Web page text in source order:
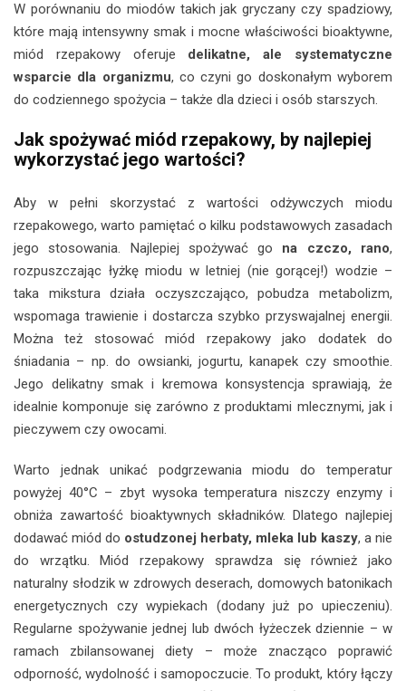
W porównaniu do miodów takich jak gryczany czy spadziowy,
które mają intensywny smak i mocne właściwości bioaktywne,
miód rzepakowy oferuje delikatne, ale systematyczne
wsparcie dla organizmu, co czyni go doskonałym wyborem
do codziennego spożycia – także dla dzieci i osób starszych.
Jak spożywać miód rzepakowy, by najlepiej
wykorzystać jego wartości?
Aby w pełni skorzystać z wartości odżywczych miodu
rzepakowego, warto pamiętać o kilku podstawowych zasadach
jego stosowania. Najlepiej spożywać go na czczo, rano,
rozpuszczając łyżkę miodu w letniej (nie gorącej!) wodzie –
taka mikstura działa oczyszczająco, pobudza metabolizm,
wspomaga trawienie i dostarcza szybko przyswajalnej energii.
Można też stosować miód rzepakowy jako dodatek do
śniadania – np. do owsianki, jogurtu, kanapek czy smoothie.
Jego delikatny smak i kremowa konsystencja sprawiają, że
idealnie komponuje się zarówno z produktami mlecznymi, jak i
pieczywem czy owocami.
Warto jednak unikać podgrzewania miodu do temperatur
powyżej 40°C – zbyt wysoka temperatura niszczy enzymy i
obniża zawartość bioaktywnych składników. Dlatego najlepiej
dodawać miód do ostudzonej herbaty, mleka lub kaszy, a nie
do wrzątku. Miód rzepakowy sprawdza się również jako
naturalny słodzik w zdrowych deserach, domowych batonikach
energetycznych czy wypiekach (dodany już po upieczeniu).
Regularne spożywanie jednej lub dwóch łyżeczek dziennie – w
ramach zbilansowanej diety – może znacząco poprawić
odporność, wydolność i samopoczucie. To produkt, który łączy